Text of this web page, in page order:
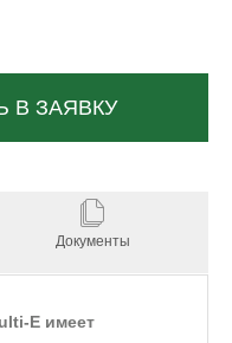
В ЗАЯВКУ
Документы
E имеет